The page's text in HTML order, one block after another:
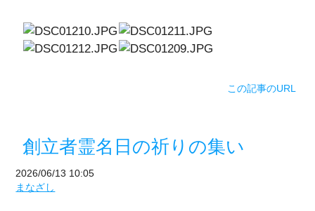
この記事のURL
創立者霊名日の祈りの集い
2026/06/13 10:05
まなざし